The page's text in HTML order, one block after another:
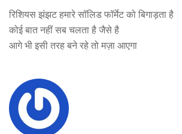
रिशियस झंझट हमारे सॉलिड फॉर्मेट को बिगाड़ता है
कोई बात नहीं सब चलता है जैसे है
आगे भी इसी तरह बने रहे तो मज़ा आएगा